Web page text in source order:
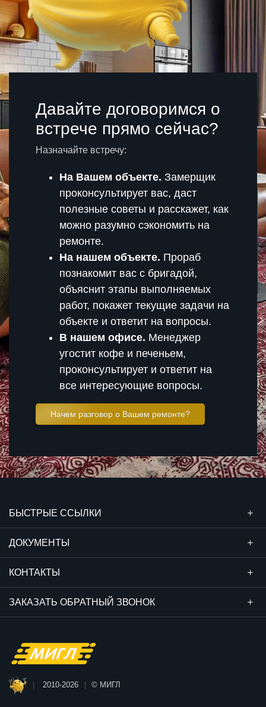
Давайте договоримся о
встрече прямо сейчас?
Назначайте встречу:
На Вашем объекте. Замерщик
проконсультирует вас, даст
полезные советы и расскажет, как
можно разумно сэкономить на
ремонте.
На нашем объекте. Прораб
познакомит вас с бригадой,
объяснит этапы выполняемых
работ, покажет текущие задачи на
объекте и ответит на вопросы.
В нашем офисе. Менеджер
угостит кофе и печеньем,
проконсультирует и ответит на
все интересующие вопросы.
Начем разговор о Вашем ремонте?
БЫСТРЫЕ ССЫЛКИ
ДОКУМЕНТЫ
КОНТАКТЫ
ЗАКАЗАТЬ ОБРАТНЫЙ ЗВОНОК
2010-2026 © МИГЛ